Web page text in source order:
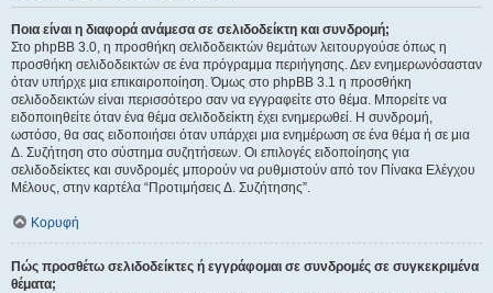
Ποια είναι η διαφορά ανάμεσα σε σελιδοδείκτη και συνδρομή;
Στο phpBB 3.0, η προσθήκη σελιδοδεικτών θεμάτων λειτουργούσε όπως η
προσθήκη σελιδοδεικτών σε ένα πρόγραμμα περιήγησης. Δεν ενημερωνόσασταν
όταν υπήρχε μια επικαιροποίηση. Όμως στο phpBB 3.1 η προσθήκη
σελιδοδεικτών είναι περισσότερο σαν να εγγραφείτε στο θέμα. Μπορείτε να
ειδοποιηθείτε όταν ένα θέμα σελιδοδείκτη έχει ενημερωθεί. Η συνδρομή,
ωστόσο, θα σας ειδοποιήσει όταν υπάρχει μια ενημέρωση σε ένα θέμα ή σε μια
Δ. Συζήτηση στο σύστημα συζητήσεων. Οι επιλογές ειδοποίησης για
σελιδοδείκτες και συνδρομές μπορούν να ρυθμιστούν από τον Πίνακα Ελέγχου
Μέλους, στην καρτέλα “Προτιμήσεις Δ. Συζήτησης”.
Κορυφή
Πώς προσθέτω σελιδοδείκτες ή εγγράφομαι σε συνδρομές σε συγκεκριμένα
θέματα;